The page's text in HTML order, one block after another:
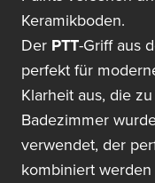
Keramikboden.
Der PTT-Griff aus
perfekt für
Klarheit aus, die
Badezimmer
verwendet, der
kombiniert werden